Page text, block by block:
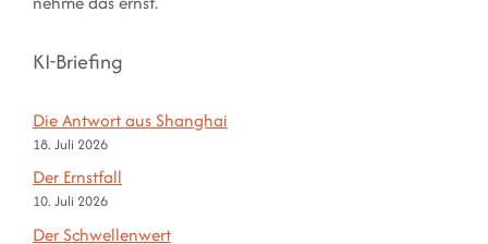
KI-Briefing
Die Antwort aus Shanghai
18. Juli 2026
Der Ernstfall
10. Juli 2026
Der Schwellenwert